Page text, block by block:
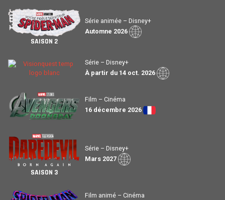
SAISON 2
Série animée – Disney+
Automne 2026
Série – Disney+
À partir du 14 oct. 2026
Film – Cinéma
16 décembre 2026
SAISON 3
Série – Disney+
Mars 2027
Film animé – Cinéma